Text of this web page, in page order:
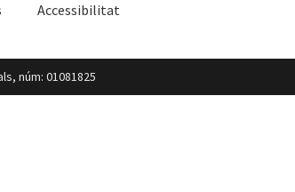
Accessibilitat
núm: 01081825